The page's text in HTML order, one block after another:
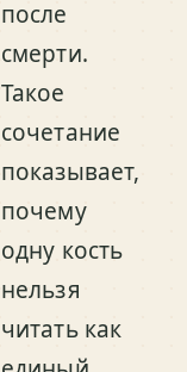
после
смерти.
Такое
сочетание
показывает,
почему
одну кость
нельзя
читать как